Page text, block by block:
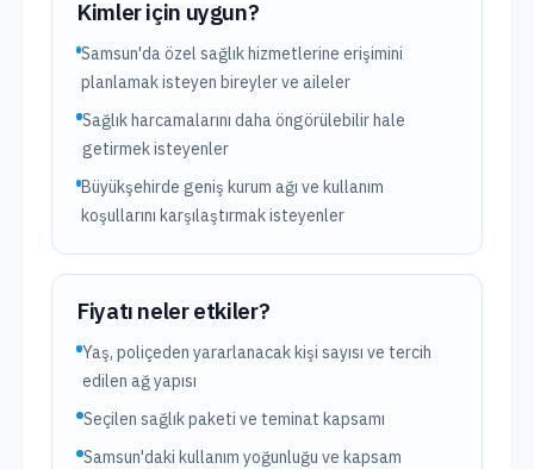
Kimler için uygun?
Samsun'da özel sağlık hizmetlerine erişimini
planlamak isteyen bireyler ve aileler
Sağlık harcamalarını daha öngörülebilir hale
getirmek isteyenler
Büyükşehirde geniş kurum ağı ve kullanım
koşullarını karşılaştırmak isteyenler
Fiyatı neler etkiler?
Yaş, poliçeden yararlanacak kişi sayısı ve tercih
edilen ağ yapısı
Seçilen sağlık paketi ve teminat kapsamı
Samsun'daki kullanım yoğunluğu ve kapsam